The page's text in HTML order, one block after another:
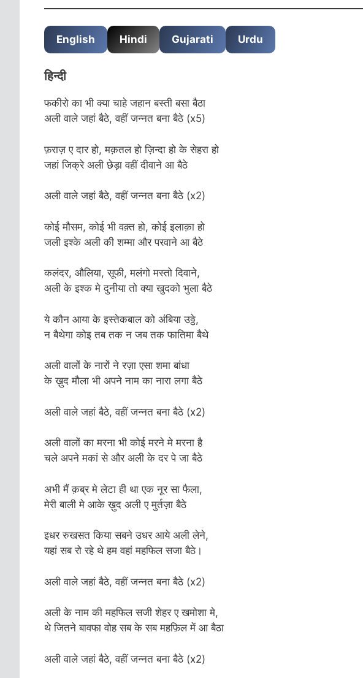
English Hindi Gujarati Urdu
हिन्दी
फकीरो का भी क्या चाहे जहान बस्ती बसा बैठा
अली वाले जहां बैठे, वहीं जन्नत बना बैठे (x5)
फ़राज़ ए दार हो, मक़तल हो ज़िन्दा हो के सेहरा हो
जहां जिक्रे अली छेड़ा वहीं दीवाने आ बैठे
अली वाले जहां बैठे, वहीं जन्नत बना बैठे (x2)
कोई मौसम, कोई भी वक़्त हो, कोई इलाक़ा हो
जली इश्के अली की शम्मा और परवाने आ बैठे
कलंदर, औलिया, सूफी, मलंगो मस्तो दिवाने,
अली के इश्क मे दुनीया तो क्या खुदको भुला बैठे
ये कौन आया के इस्तेकबाल को अंबिया उठ्ठे,
न बैथेगा कोइ तब तक न जब तक फातिमा बैथे
अली वालों के नारों ने रज़ा एसा शमा बांधा
के ख़ुद मौला भी अपने नाम का नारा लगा बैठे
अली वाले जहां बैठे, वहीं जन्नत बना बैठे (x2)
अली वालों का मरना भी कोई मरने मे मरना है
चले अपने मकां से और अली के दर पे जा बैठे
अभी मैं क़ब्र मे लेटा ही था एक नूर सा फैला,
मेरी बाली मे आके ख़ुद अली ए मुर्तज़ा बैठे
इधर रुखसत किया सबने उधर आये अली लेने,
यहां सब रो रहे थे हम वहां महफिल सजा बैठे।
अली वाले जहां बैठे, वहीं जन्नत बना बैठे (x2)
अली के नाम की महफिल सजी शेहर ए खमोशा मे,
थे जितने बावफा वोह सब के सब महफ़िल में आ बैठा
अली वाले जहां बैठे, वहीं जन्नत बना बैठे (x2)